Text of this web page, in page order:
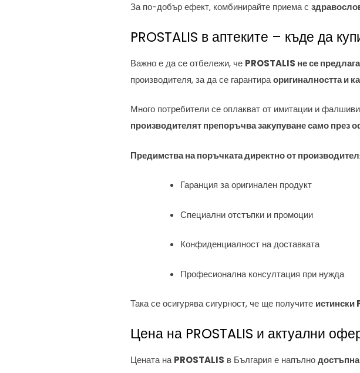
За по-добър ефект, комбинирайте приема с
PROSTALIS в аптеките – къде да
Важно е да се отбележи, че PROSTALIS не се
производителя, за да се гарантираоригиналността и
Много потребители се оплакват от имитации и
производителят препоръчва закупуване само през
Предимства на поръчката директно от
Гаранция за оригинален продукт
Специални отстъпки и промоции
Конфиденциалност на доставката
Професионална консултация при нужда
Така се осигурява сигурност, че ще получите истински
Цена на PROSTALIS и актуални
Цената наPROSTALIS в България е напълнодостъпна